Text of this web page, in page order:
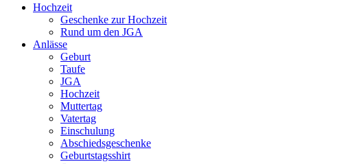
Hochzeit
Geschenke zur Hochzeit
Rund um den JGA
Anlässe
Geburt
Taufe
JGA
Hochzeit
Muttertag
Vatertag
Einschulung
Abschiedsgeschenke
Geburtstagsshirt